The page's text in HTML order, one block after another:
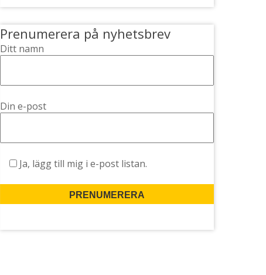
Prenumerera på nyhetsbrev
Ditt namn
Din e-post
Ja, lägg till mig i e-post listan.